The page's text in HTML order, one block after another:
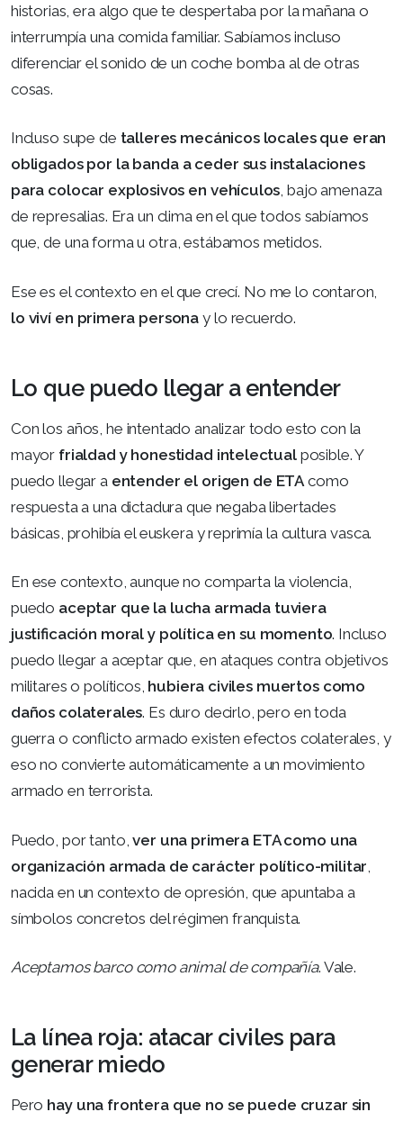
historias, era algo que te despertaba por la mañana o
interrumpía una comida familiar. Sabíamos incluso
diferenciar el sonido de un coche bomba al de otras
cosas.
Incluso supe de talleres mecánicos locales que eran
obligados por la banda a ceder sus instalaciones
para colocar explosivos en vehículos, bajo amenaza
de represalias. Era un clima en el que todos sabíamos
que, de una forma u otra, estábamos metidos.
Ese es el contexto en el que crecí. No me lo contaron,
lo viví en primera persona y lo recuerdo.
Lo que puedo llegar a entender
Con los años, he intentado analizar todo esto con la
mayor frialdad y honestidad intelectualposible. Y
puedo llegar a entender el origen de ETA como
respuesta a una dictadura que negaba libertades
básicas, prohibía el euskera y reprimía la cultura vasca.
En ese contexto, aunque no comparta la violencia,
puedo aceptar que la lucha armada tuviera
justificación moral y política en su momento. Incluso
puedo llegar a aceptar que, en ataques contra objetivos
militares o políticos, hubiera civiles muertos como
daños colaterales. Es duro decirlo, pero en toda
guerra o conflicto armado existen efectos colaterales, y
eso no convierte automáticamente a un movimiento
armado en terrorista.
Puedo, por tanto,ver una primera ETA como una
organización armada de carácter político-militar
nacida en un contexto de opresión, que apuntaba a
símbolos concretos del régimen franquista.
Aceptamos barco como animal de compañía. Vale.
La línea roja: atacar civiles para
generar miedo
Pero hay una frontera que no se puede cruzar sin